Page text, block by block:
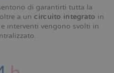
di garantirti tutta la
a un circuito integrato in
interventi vengono svolti in